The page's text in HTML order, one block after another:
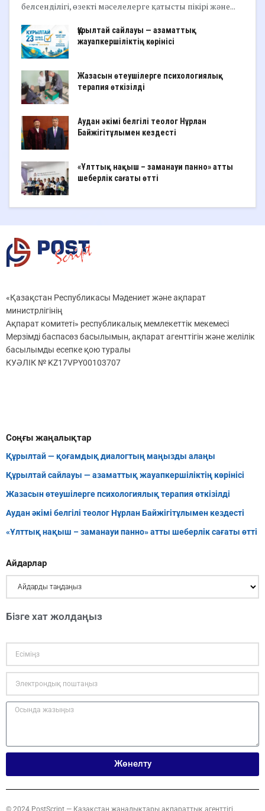
белсенділігі, өзекті мәселелерге қатысты пікірі және...
Құрылтай сайлауы — азаматтық
жауапкершіліктің көрінісі
Жазасын өтеушілерге психологиялық
терапия өткізілді
Аудан әкімі белгілі теолог Нұрлан
Байжігітұлымен кездесті
«Ұлттық нақыш – заманауи панно» атты
шеберлік сағаты өтті
«Қазақстан Республикасы Мәдениет және ақпарат
министрлігінің
Ақпарат комитеті» республикалық мемлекеттік мекемесі
Мерзімді баспасөз басылымын, ақпарат агенттігін және желілік
басылымды есепке қою туралы
КУӘЛІК № KZ17VPY00103707
Соңғы жаңалықтар
Құрылтай — қоғамдық диалогтың маңызды алаңы
Құрылтай сайлауы — азаматтық жауапкершіліктің көрінісі
Жазасын өтеушілерге психологиялық терапия өткізілді
Аудан әкімі белгілі теолог Нұрлан Байжігітұлымен кездесті
«Ұлттық нақыш – заманауи панно» атты шеберлік сағаты өтті
Айдарлар
Бізге хат жолдаңыз
Жөнелту
© 2024 PostScript — Қазақстан жаңалықтары ақпараттық агенттігі.